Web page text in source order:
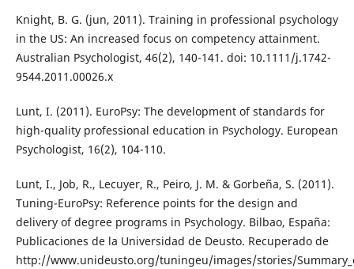
Knight, B. G. (jun, 2011). Training in professional psychology
in the US: An increased focus on competency attainment.
Australian Psychologist, 46(2), 140-141. doi: 10.1111/j.1742-
9544.2011.00026.x
Lunt, I. (2011). EuroPsy: The development of standards for
high-quality professional education in Psychology. European
Psychologist, 16(2), 104-110.
Lunt, I., Job, R., Lecuyer, R., Peiro, J. M. & Gorbeña, S. (2011).
Tuning-EuroPsy: Reference points for the design and
delivery of degree programs in Psychology. Bilbao, España:
Publicaciones de la Universidad de Deusto. Recuperado de
http://www.unideusto.org/tuningeu/images/stories/